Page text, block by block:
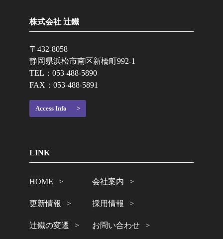
株式会社 辻鐵
〒432-8058
静岡県浜松市南区新橋町992-1
TEL：053-488-5890
FAX：053-488-5891
Access Info
LINK
HOME
更新情報
辻鐵の変遷
会社案内
採用情報
お問い合わせ